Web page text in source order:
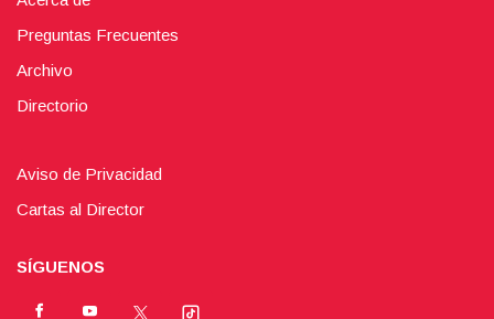
Preguntas Frecuentes
Archivo
Directorio
Aviso de Privacidad
Cartas al Director
SÍGUENOS